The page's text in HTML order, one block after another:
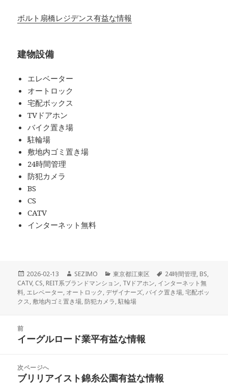
ボルト扇橋レジデンス有益な情報
建物設備
エレベーター
オートロック
宅配ボックス
TVドアホン
バイク置き場
駐輪場
敷地内ゴミ置き場
24時間管理
防犯カメラ
BS
CS
CATV
インターネット無料
投
稿
日:
2026-02-13
作
成
者
SEZIMO
カ
テ
ゴ
リ
東京都江東区
タ
グ
24時間管理, BS,
CATV, CS, REIT系ブランドマンション, TVドアホン, インターネット無
料, エレベーター, オートロック,デザイナーズ,バイク置き場,宅配ボッ
クス, 敷地内ゴミ置き場,防犯カメラ,駐輪場
前
前
投
稿:
イーグルロード業平有益な情報
次ページへ
次
ブリリアイスト錦糸公園有益な情報